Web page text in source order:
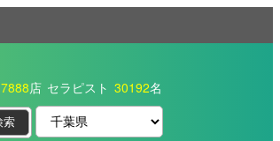
7888店 セラピスト 30192名